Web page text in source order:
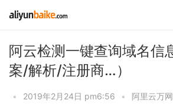
阿云检测一键查询域名信
案/解析/注册商…）
• 2019年2月24日 pm6:56 • 阿里云万